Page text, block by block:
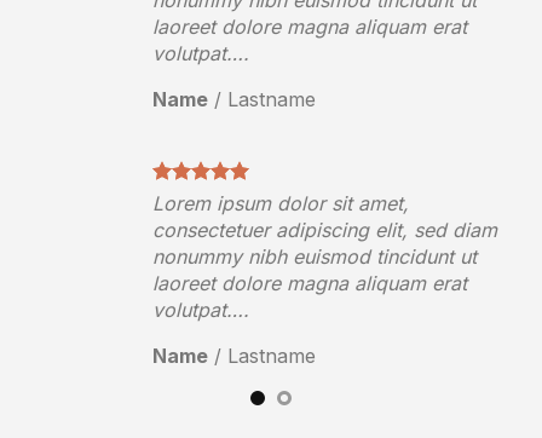
laoreet dolore magna aliquam erat
volutpat….
Name / Lastname
Lorem ipsum dolor sit amet,
consectetuer adipiscing elit, sed diam
nonummy nibh euismod tincidunt ut
laoreet dolore magna aliquam erat
volutpat….
Name / Lastname